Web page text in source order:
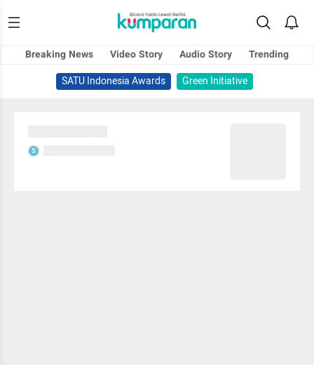
Breaking News Video Story Audio Story
Trending
SATU Indonesia Awards
Green Initiative
S